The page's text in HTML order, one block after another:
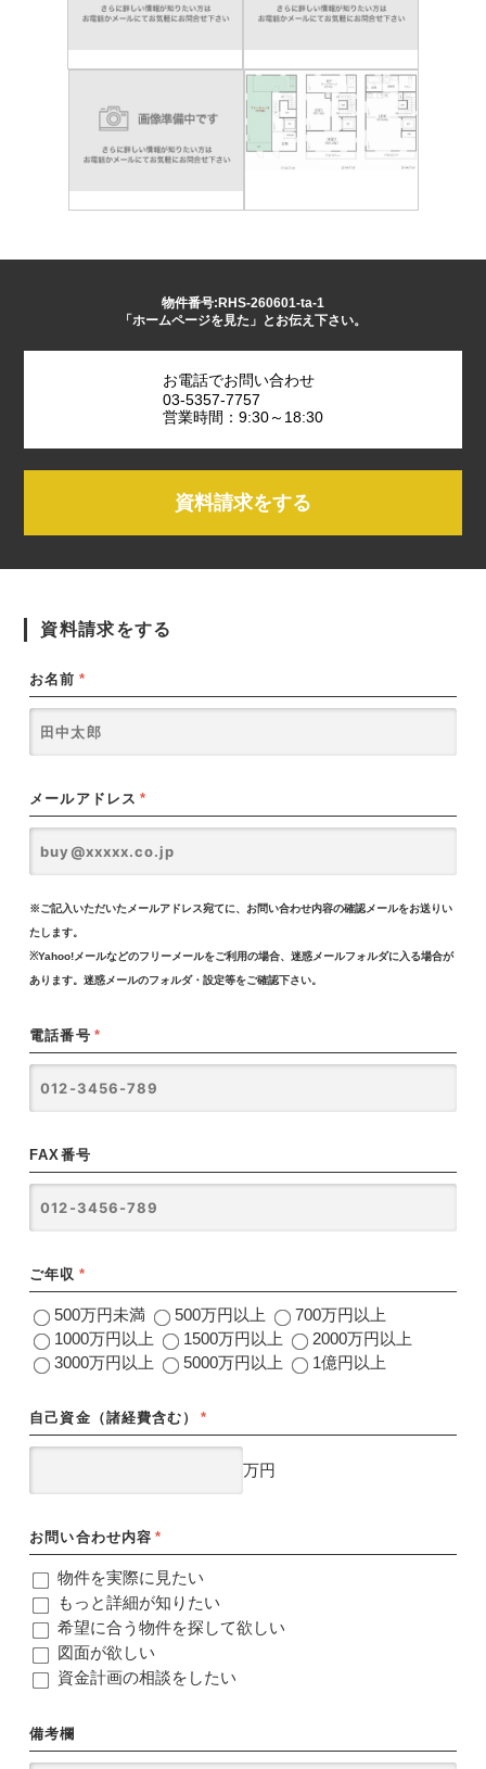
物件番号:RHS-260601-ta-1
「ホームページを見た」とお伝え下さい。
お電話でお問い合わせ
03-5357-7757
営業時間：9:30～18:30
資料請求をする
資料請求をする
お名前 *
メールアドレス *
※ご記入いただいたメールアドレス宛てに、お問い合わせ内容の確認メールをお送りい
たします。
※Yahoo!メールなどのフリーメールをご利用の場合、迷惑メールフォルダに入る場合が
あります。迷惑メールのフォルダ・設定等をご確認下さい。
電話番号 *
FAX番号
ご年収 *
500万円未満 500万円以上
700万円以上
1000万円以上
1500万円以上
2000万円以上
3000万円以上
5000万円以上 1億円以上
自己資金（諸経費含む） *
万円
お問い合わせ内容 *
物件を実際に見たい
もっと詳細が知りたい
希望に合う物件を探して欲しい
図面が欲しい
資金計画の相談をしたい
備考欄